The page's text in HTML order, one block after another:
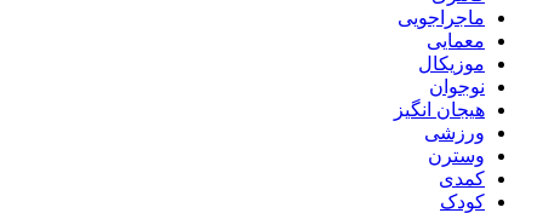
ماجراجویی
معمایی
موزیکال
نوجوان
هیجان انگیز
ورزشی
وسترن
کمدی
کودک